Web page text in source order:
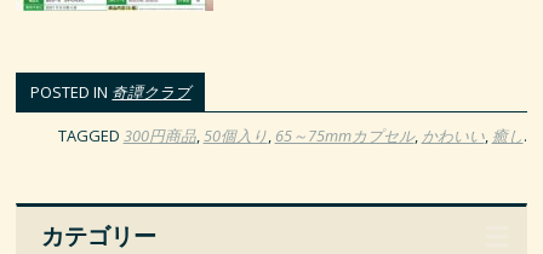
POSTED IN 奇譚クラブ
TAGGED 300円商品,50個入り, 65～75mmカプセル, かわいい, 癒し.
カテゴリー